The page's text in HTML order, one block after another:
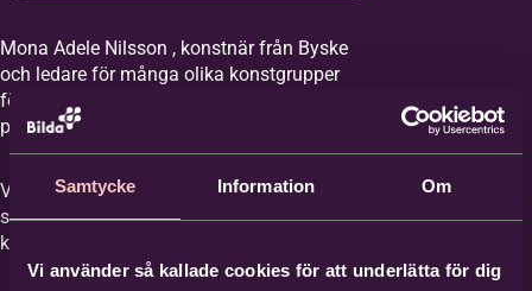
Samtycke Information Om
Vi använder så kallade cookies för att underlätta för dig
Mona Adele Nilsson , konstnär från Byske
och ledare för många olika konstgrupper
föreläser om hur du ska tänka runt
prissättning av din konst.
Vi delas sedan in i mindre grupper för att
samtala om prissättningen på vår egen
konst.